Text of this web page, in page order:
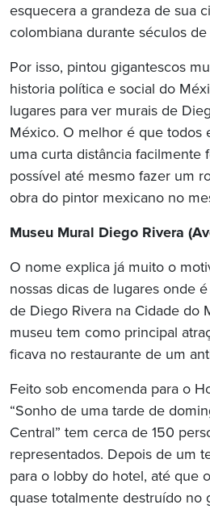
esquecera a grandeza de sua
colombiana durante séculos
Por isso, pintou gigantescos
historia política e social do
lugares para ver murais de
México. O melhor é que todos
uma curta distância facilmente
possível até mesmo fazer um
obra do pintor mexicano no
Museu Mural Diego Rivera
O nome explica já muito o
nossas dicas de lugares onde
de Diego Rivera na Cidade do
museu tem como principal
ficava no restaurante de um
Feito sob encomenda para o
“Sonho de uma tarde de
Central” tem cerca de 150
representados. Depois de um
para o lobby do hotel, até que
quase totalmente destruído no